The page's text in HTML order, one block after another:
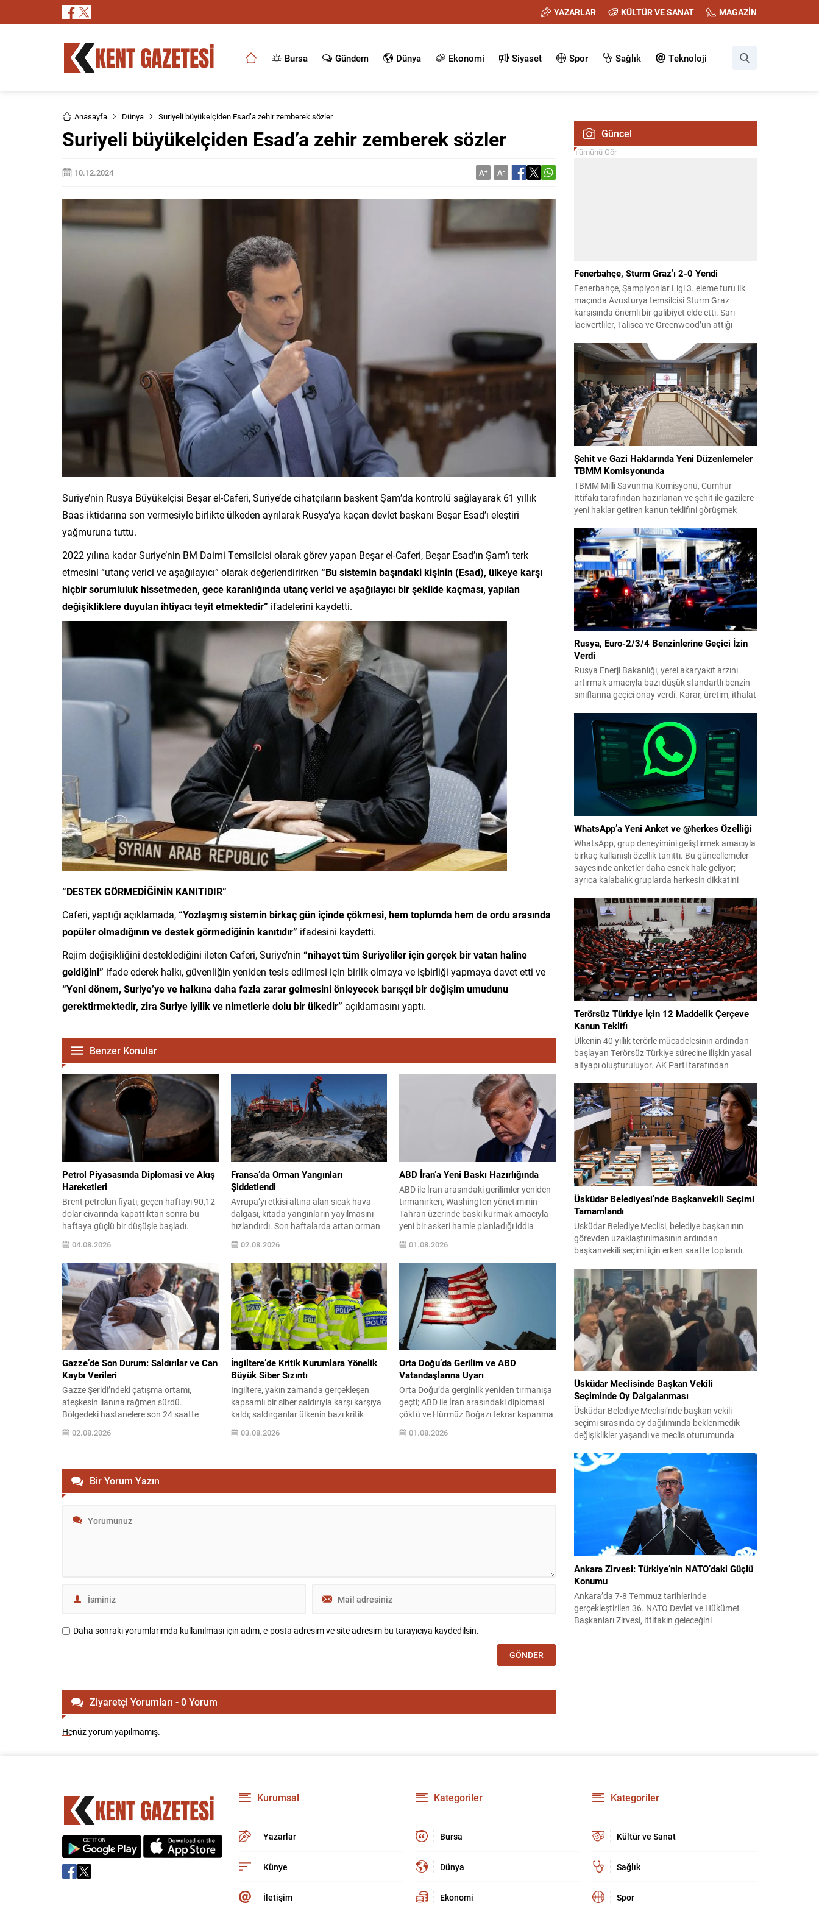
YAZARLAR KÜLTÜR VE SANAT MAGAZİN
Bursa Gündem Dünya Ekonomi Siyaset Spor Sağlık Teknoloji
Anasayfa Dünya Suriyeli büyükelçiden Esad’a zehir zemberek sözler
Suriyeli büyükelçiden Esad’a zehir zemberek sözler
10.12.2024 A+ A-
Suriye’nin Rusya Büyükelçisi Beşar el-Caferi, Suriye’de cihatçıların başkent Şam’da kontrolü sağlayarak 61 yıllık
Baas iktidarına son vermesiyle birlikte ülkeden ayrılarak Rusya’ya kaçan devlet başkanı Beşar Esad’ı eleştiri
yağmuruna tuttu.
2022 yılına kadar Suriye’nin BM Daimi Temsilcisi olarak görev yapan Beşar el-Caferi, Beşar Esad’ın Şam’ı terk
etmesini “utanç verici ve aşağılayıcı” olarak değerlendirirken “Bu sistemin başındaki kişinin (Esad), ülkeye karşı
hiçbir sorumluluk hissetmeden, gece karanlığında utanç verici ve aşağılayıcı bir şekilde kaçması, yapılan
değişikliklere duyulan ihtiyacı teyit etmektedir” ifadelerini kaydetti.
“DESTEK GÖRMEDİĞİNİN KANITIDIR”
Caferi, yaptığı açıklamada,“Yozlaşmış sistemin birkaç gün içinde çökmesi, hem toplumda hem de ordu arasında
popüler olmadığının ve destek görmediğinin kanıtıdır” ifadesini kaydetti.
Rejim değişikliğini desteklediğini ileten Caferi, Suriye’nin “nihayet tüm Suriyeliler için gerçek bir vatan haline
geldiğini” ifade ederek halkı, güvenliğin yeniden tesis edilmesi için birlik olmaya ve işbirliği yapmaya davet etti ve
“Yeni dönem, Suriye’ye ve halkına daha fazla zarar gelmesini önleyecek barışçıl bir değişim umudunu
gerektirmektedir, zira Suriye iyilik ve nimetlerle dolu bir ülkedir” açıklamasını yaptı.
Benzer Konular
Petrol Piyasasında Diplomasi ve Akış
Hareketleri
Brent petrolün fiyatı, geçen haftayı 90,12
dolar civarında kapattıktan sonra bu
haftaya güçlü bir düşüşle başladı.
Pazarlarda ABD ile İran arasında
diplomatik temasların yeniden
canlanabileceği beklentileri, petrol
fiyatlarında baskı oluşturdu. WTI ham
petrolü varil başına yaklaşık 79 dolara
gerilerken, Türkiye’nin kullandığı Brent tipi
ham petrol de 85 dolar seviyelerine
doğru...
04.08.2026
Fransa’da Orman Yangınları
Şiddetlendi
Avrupa’yı etkisi altına alan sıcak hava
dalgası, kıtada yangınların yayılmasını
hızlandırdı. Son haftalarda artan orman
yangınları özellikle Fransa’nın güneyinde
ciddi boyutlara ulaştı. Var vilayetindeki
yangınlar kısa bir sakinlik döneminin
ardından tekrar alevlenirken, bölgeye hızlı
ve yoğun bir müdahale gerçekleştirildi.
Havadan ve karadan yapılan
operasyonlarla alevlere karşı mücadele
sürüyor. Yoğun Müdahale...
02.08.2026
ABD İran’a Yeni Baskı Hazırlığında
ABD ile İran arasındaki gerilimler yeniden
tırmanırken, Washington yönetiminin
Tahran üzerinde baskı kurmak amacıyla
yeni bir askeri hamle planladığı iddia
edildi. Haberlere göre Beyaz Saray, İran’ı
müzakereye zorlamak için birkaç gün
sürebilecek saldırı dalgalarını devreye
sokmayı değerlendirdi. Wall Street
Journal’in hükümet kaynaklarına
dayandırdığı haber, olası operasyonların
bu hafta sonu itibarıyla...
01.08.2026
Gazze’de Son Durum: Saldırılar ve Can
Kaybı Verileri
Gazze Şeridi’ndeki çatışma ortamı,
ateşkesin ilanına rağmen sürdü.
Bölgedeki hastanelere son 24 saatte
getirilen vaka sayıları yetkililerce
paylaşıldı. Filistin Sağlık Bakanlığına göre
teslim edildi. Resmi Sayılar ve Yaralı/Ölü
Rakamları 10 Ekim tarihinde yürürlüğe
giren ateşkes anlaşmasından bu yana
02.08.2026
İngiltere’de Kritik Kurumlara Yönelik
Büyük Siber Sızıntı
İngiltere, yakın zamanda gerçekleşen
kapsamlı bir siber saldırıyla karşı karşıya
kaldı; saldırganlar ülkenin bazı kritik
kurumlarının güvenlik sistemlerine girerek
çok sayıda hassas veriyi ele geçirdi.
03.08.2026
Orta Doğu’da Gerilim ve ABD
Vatandaşlarına Uyarı
Orta Doğu’da gerginlik yeniden tırmanışa
geçti; ABD ile İran arasındaki diplomasi
çöktü ve Hürmüz Boğazı tekrar kapanma
riskiyle karşı karşıya kaldı. Bölgede
güvenlik ortamının kırılgan olduğu
01.08.2026
Bir Yorum Yazın
Daha sonraki yorumlarımda kullanılması için adım, e-posta adresim ve site adresim bu tarayıcıya kaydedilsin.
Ziyaretçi Yorumları - 0 Yorum
Henüz yorum yapılmamış.
Güncel
Tümünü Gör
Fenerbahçe, Sturm Graz’ı 2-0 Yendi
Fenerbahçe, Şampiyonlar Ligi 3. eleme turu ilk
maçında Avusturya temsilcisi Sturm Graz
karşısında önemli bir galibiyet elde etti. Sarı-
lacivertliler, Talisca ve Greenwood’un attığı
öncesi avantaj sağladı. Karşılaşma sonrası
takım yönetimi mücadeleyi değerlendirdi ve
gelecek planlarına dair bilgi verdi. Futboldan
sorumlu yönetici Cihan Kamer,...
Şehit ve Gazi Haklarında Yeni Düzenlemeler
TBMM Komisyonunda
TBMM Milli Savunma Komisyonu, Cumhur
İttifakı tarafından hazırlanan ve şehit ile gazilere
yeni haklar getiren kanun teklifini görüşmek
komisyonda kabul edildi ve bir dizi düzenleme
benimsendi. Teklif kapsamında, vazife
malullerinden hayatını kaybedenlerin anne ve
babalarına bağlanacak aylık tutarının, net asgari
ücretin altında olmayacağı hükme bağlanıyor....
Rusya, Euro-2/3/4 Benzinlerine Geçici İzin
Verdi
Rusya Enerji Bakanlığı, yerel akaryakıt arzını
artırmak amacıyla bazı düşük standartlı benzin
sınıflarına geçici onay verdi. Karar, üretim, ithalat
Temmuz 2027’ye kadar kaldırıyor. Açıklamada
bu düzenlemenin kalıcı bir çevre politikası
değişikliği anlamına gelmediği vurgulanıyor;
kararın geçici olduğu ve uzun vadeli çevre
hedeflerinden sapma amaçlanmadığı...
WhatsApp’a Yeni Anket ve @herkes Özelliği
WhatsApp, grup deneyimini geliştirmek amacıyla
birkaç kullanışlı özellik tanıttı. Bu güncellemeler
sayesinde anketler daha esnek hale geliyor;
ayrıca kalabalık gruplarda herkesin dikkatini
yenilikler, grup içi organizasyonları ve duyuruları
yönetmeyi daha pratik bir hâle getiriyor. Aşağıda
öne çıkan değişiklikler ve kullanım notları
özetlenmiştir. Anketlerde esneklik ve...
Terörsüz Türkiye İçin 12 Maddelik Çerçeve
Kanun Teklifi
Ülkenin 40 yıllık terörle mücadelesinin ardından
başlayan Terörsüz Türkiye sürecine ilişkin yasal
altyapı oluşturuluyor. AK Parti tarafından
Başkanlığı’na sunulmak üzere hazırlandı ve
teklifin 12 maddelik düzenlemeleri kamuoyuyla
paylaşıldı. Hazırlanan düzenleme, örgütün fiili
varlığını sona erdirdiğinin ve tüm silah ile
mühimmatını teslim ettiğinin güvenlik
kurumlarınca tespiti...
Üsküdar Belediyesi’nde Başkanvekili Seçimi
Tamamlandı
Üsküdar Belediye Meclisi, belediye başkanının
görevden uzaklaştırılmasının ardından
başkanvekili seçimi için erken saatte toplandı.
gereken süreç yoğun tartışmalar ve itirazlarla
ilerledi. CHP, Sibel Tan Çetinkaya’yı; Cumhur
İttifakı ise Dündar Ziya Gültekin’i aday gösterdi.
Seçimin ilk iki turunda sonuçlar değişmeyince
üçüncü tura ve ardından salt çoğunluk...
Üsküdar Meclisinde Başkan Vekili
Seçiminde Oy Dalgalanması
Üsküdar Belediye Meclisi’nde başkan vekili
seçimi sırasında oy dağılımında beklenmedik
değişiklikler yaşandı ve meclis oturumunda
görevden uzaklaştırılan Sinem Dedetaş’ın yerine
seçilecek isim için yapılan oylamalarda parti içi
dengeler gündemin merkezine oturdu. CHP’nin
adayı Sibel Tan Çetinkaya ile AK Parti’nin adayı
Dündar Ziya Gültekin arasında geçen...
Ankara Zirvesi: Türkiye’nin NATO’daki Güçlü
Konumu
Ankara’da 7-8 Temmuz tarihlerinde
gerçekleştirilen 36. NATO Devlet ve Hükümet
Başkanları Zirvesi, ittifakın geleceğini
Kurumsal
Yazarlar
Künye
İletişim
Kategoriler
Bursa
Dünya
Ekonomi
Kategoriler
Kültür ve Sanat
Sağlık
Spor